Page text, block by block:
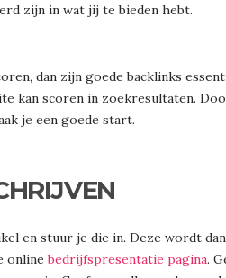
zijn in wat jij te bieden hebt.
dan zijn goede backlinks
kan scoren in zoekresultaten.
je een goede start.
en stuur je die in. Deze wordt
onlinebedrijfspresentatie pagina.